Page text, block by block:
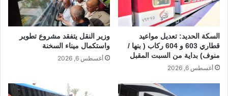
السكة الحديد: تعديل مواعيد
قطاري 603 و 604 ركاب ( بنها /
منوف) بداية من السبت المقبل
أغسطس 6, 2026
وزير النقل يتفقد مشروع تطوير
واستكمال ميناء السخنة
أغسطس 6, 2026